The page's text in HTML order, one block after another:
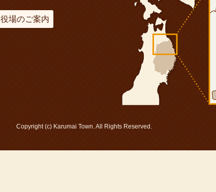
役場のご案内
Copyright (c) Karumai Town. All Rights Reserved.